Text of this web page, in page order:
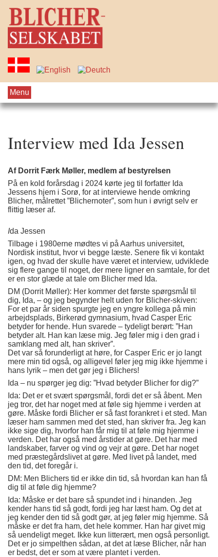
Menu
Interview med Ida Jessen
Af Dorrit Færk Møller, medlem af bestyrelsen
På en kold forårsdag i 2024 kørte jeg til forfatter Ida
Jessens hjem i Sorø, for at interviewe hende omkring
Blicher, målrettet ”Blichernoter”, som hun i øvrigt selv er
flittig læser af.
Ida Jessen
Tilbage i 1980erne mødtes vi på Aarhus universitet,
Nordisk institut, hvor vi begge læste. Senere fik vi kontakt
igen, og hvad der skulle have været et interview, udviklede
sig flere gange til noget, der mere ligner en samtale, for det
er en stor glæde at tale om Blicher med Ida.
DM (Dorrit Møller): Her kommer det første spørgsmål til
dig, Ida, – og jeg begynder helt uden for Blicher-skiven:
For et par år siden spurgte jeg en yngre kollega på min
arbejdsplads, Birkerød gymnasium, hvad Casper Eric
betyder for hende. Hun svarede – tydeligt berørt: ”Han
betyder alt. Han kan læse mig. Jeg føler mig i den grad i
samklang med alt, han skriver”.
Det var så forunderligt at høre, for Casper Eric er jo langt
mere min tid også, og alligevel føler jeg mig ikke hjemme i
hans lyrik – men det gør jeg i Blichers!
Ida – nu spørger jeg dig: ”Hvad betyder Blicher for dig?”
Ida: Det er et svært spørgsmål, fordi det er så åbent. Men
jeg tror, det har noget med at føle sig hjemme i verden at
gøre. Måske fordi Blicher er så fast forankret i et sted. Man
læser ham sammen med det sted, han skriver fra. Jeg kan
ikke sige dig, hvorfor han får mig til at føle mig hjemme i
verden. Det har også med årstider at gøre. Det har med
landskaber, farver og vind og vejr at gøre. Det har noget
med præstegårdslivet at gøre. Med livet på landet, med
den tid, det foregår i.
DM: Men Blichers tid er ikke din tid, så hvordan kan han få
dig til at føle dig hjemme?
Ida: Måske er det bare så spundet ind i hinanden. Jeg
kender hans tid så godt, fordi jeg har læst ham. Og det at
jeg kender den tid så godt gør, at jeg føler mig hjemme. Så
måske er det fra ham, det hele kommer. Han har givet mig
så uendeligt meget. Ikke kun litterært, men også personligt.
Det er jo simpelthen sådan, at det at læse Blicher, når han
er bedst, det er som at være plantet i verden.